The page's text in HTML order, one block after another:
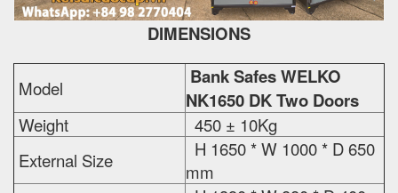
DIMENSIONS
Model
Bank Safes WELKO
NK1650 DK Two Doors
Weight
450 ± 10Kg
External Size
H 1650 * W 1000 * D 650
mm